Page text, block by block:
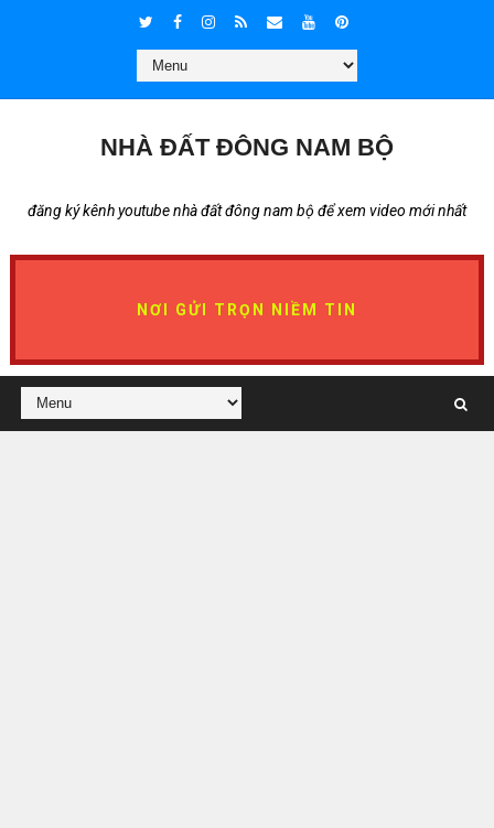
NHÀ ĐẤT ĐÔNG NAM BỘ
đăng ký kênh youtube nhà đất đông nam bộ để xem video mới nhất
NƠI GỬI TRỌN NIỀM TIN